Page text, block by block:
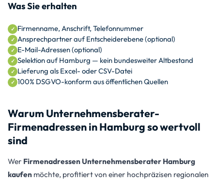
Was Sie erhalten
Firmenname, Anschrift, Telefonnummer
Ansprechpartner auf Entscheiderebene (optional)
E-Mail-Adressen (optional)
Selektion auf Hamburg — kein bundesweiter Altbestand
Lieferung als Excel- oder CSV-Datei
100% DSGVO-konform aus öffentlichen Quellen
Warum Unternehmensberater-
Firmenadressen in Hamburg so wertvoll
sind
Wer Firmenadressen Unternehmensberater Hamburg
kaufen möchte, profitiert von einer hochpräzisen regionalen